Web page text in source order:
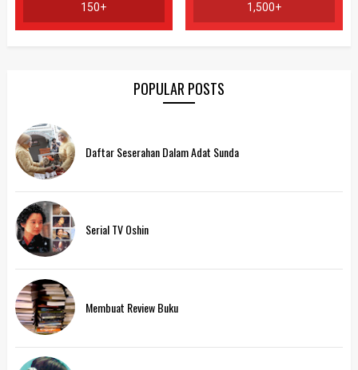
150+ 1,500+
POPULAR POSTS
Daftar Seserahan Dalam Adat Sunda
Serial TV Oshin
Membuat Review Buku